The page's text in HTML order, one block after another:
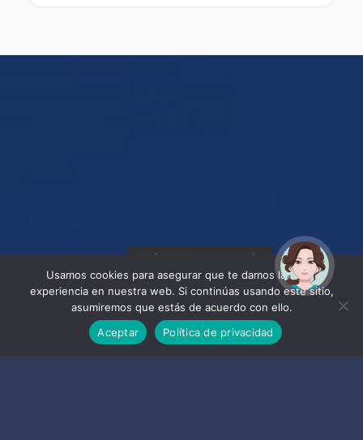
Usamos cookies para asegurar que te damos la mejor
experiencia en nuestra web. Si continúas usando este sitio,
asumiremos que estás de acuerdo con ello.
Aceptar
Política de privacidad
¡Hola! Soy Noy. ¿Puedo
ayudarte?